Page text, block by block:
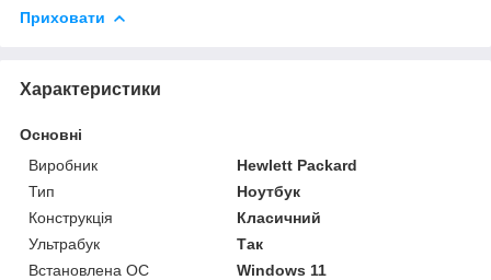
Приховати
Характеристики
Основні
Виробник
Hewlett Packard
Тип
Ноутбук
Конструкція
Класичний
Ультрабук
Так
Встановлена ОС
Windows 11